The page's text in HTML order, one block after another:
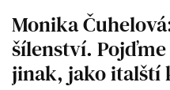
Monika
šílenství.
jinak, jako italští